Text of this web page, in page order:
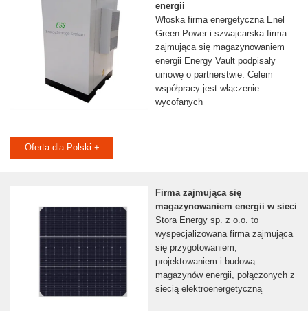
energii
Włoska firma energetyczna Enel
Green Power i szwajcarska firma
zajmująca się magazynowaniem
energii Energy Vault podpisały
umowę o partnerstwie. Celem
współpracy jest włączenie
wycofanych
Oferta dla Polski +
Firma zajmująca się
magazynowaniem energii w sieci
Stora Energy sp. z o.o. to
wyspecjalizowana firma zajmująca
się przygotowaniem,
projektowaniem i budową
magazynów energii, połączonych z
siecią elektroenergetyczną